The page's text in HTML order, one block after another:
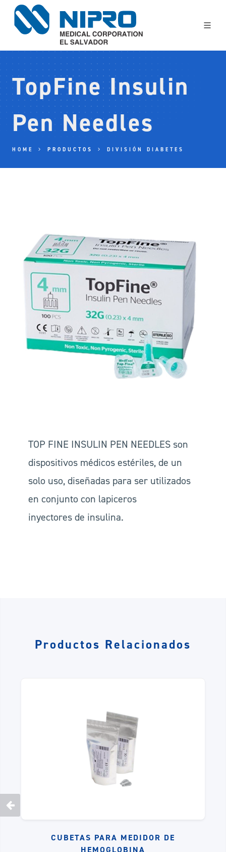
TopFine Insulin
Pen Needles
HOME PRODUCTOS DIVISIÓN DIABETES
TOP FINE INSULIN PEN NEEDLES son
dispositivos médicos estériles, de un
solo uso, diseñadas para ser utilizados
en conjunto con lapiceros
inyectores de insulina.
Productos Relacionados
CUBETAS PARA MEDIDOR DE